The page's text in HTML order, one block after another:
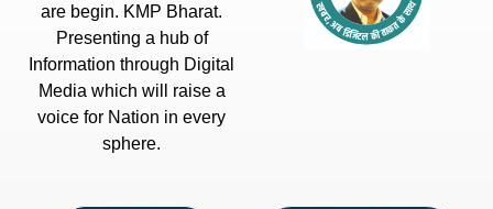
are begin. KMP Bharat.
Presenting a hub of
Information through Digital
Media which will raise a
voice for Nation in every
sphere.